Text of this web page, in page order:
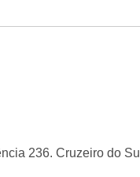
236. Cruzeiro do Sul